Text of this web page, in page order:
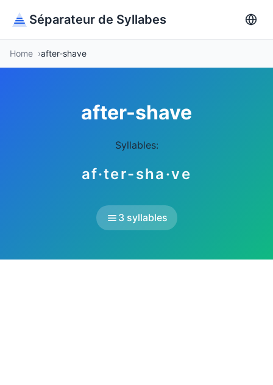
Séparateur de Syllabes
Home after-shave
after-shave
Syllables:
af·ter-sha·ve
3 syllables